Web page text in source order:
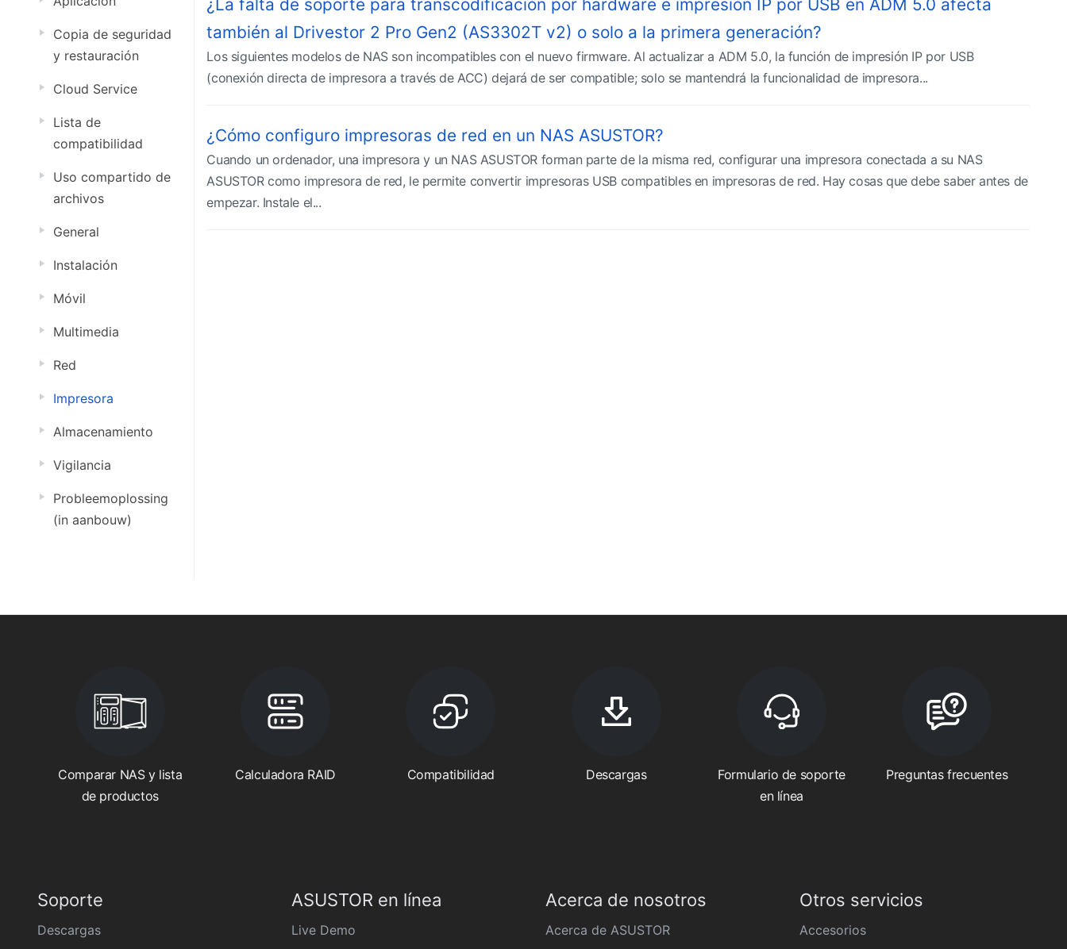
Copia de seguridad
y restauración
Cloud Service
Lista de
compatibilidad
Uso compartido de
archivos
General
Instalación
Móvil
Multimedia
Red
Impresora
Almacenamiento
Vigilancia
Probleemoplossing
(in aanbouw)
¿La falta de soporte para transcodificación por hardware e impresión IP por USB en ADM 5.0 afecta
también al Drivestor 2 Pro Gen2 (AS3302T v2) o solo a la primera generación?
Los siguientes modelos de NAS son incompatibles con el nuevo firmware. Al actualizar a ADM 5.0, la función de impresión IP por USB
(conexión directa de impresora a través de ACC) dejará de ser compatible; solo se mantendrá la funcionalidad de impresora...
¿Cómo configuro impresoras de red en un NAS ASUSTOR?
Cuando un ordenador, una impresora y un NAS ASUSTOR forman parte de la misma red, configurar una impresora conectada a su NAS
ASUSTOR como impresora de red, le permite convertir impresoras USB compatibles en impresoras de red. Hay cosas que debe saber antes de
empezar. Instale el...
Comparar NAS y lista
de productos
Calculadora RAID Compatibilidad Descargas
Formulario de soporte
en línea
Preguntas frecuentes
Soporte
Descargas
ASUSTOR en línea
Live Demo
Acerca de nosotros
Acerca de ASUSTOR
Otros servicios
Accesorios